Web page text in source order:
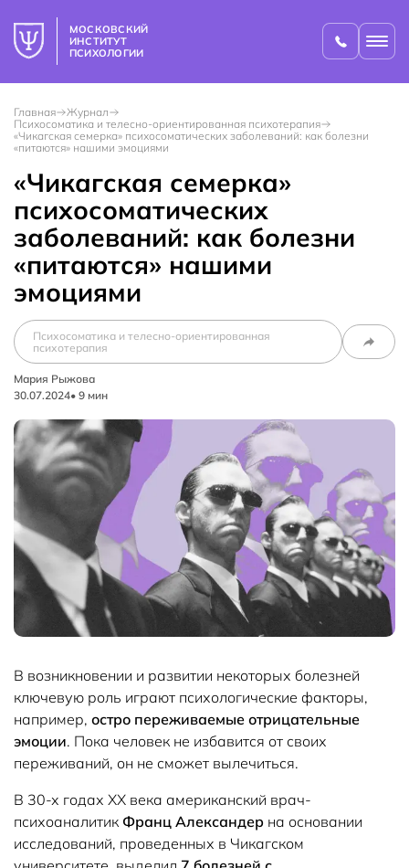
МОСКОВСКИЙ
ИНСТИТУТ
ПСИХОЛОГИИ
Главная
Журнал
Психосоматика и телесно-ориентированная психотерапия
«Чикагская семерка» психосоматических заболеваний: как болезни
«питаются» нашими эмоциями
«Чикагская семерка»
психосоматических
заболеваний: как болезни
«питаются» нашими
эмоциями
Мария Рыжова
30.07.2024• 9 мин
Психосоматика и телесно-ориентированная
психотерапия
В возникновении и развитии некоторых болезней
ключевую роль играют психологические факторы,
например, остро переживаемые отрицательные
эмоции. Пока человек не избавится от своих
переживаний, он не сможет вылечиться.
В 30-х годах ХХ века американский врач-
психоаналитик Франц Александер на основании
исследований, проведенных в Чикагском